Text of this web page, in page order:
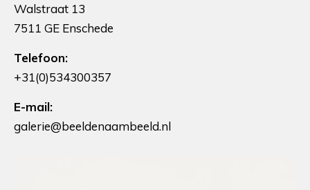
Walstraat 13
7511 GE Enschede
Telefoon:
+31(0)534300357
E-mail:
galerie@beeldenaambeeld.nl